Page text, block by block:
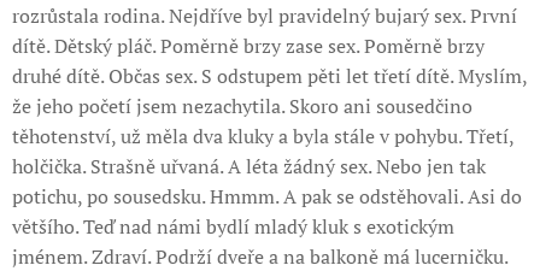
rozrůstala rodina. Nejdříve byl pravidelný bujarý sex. První
dítě. Dětský pláč. Poměrně brzy zase sex. Poměrně brzy
druhé dítě. Občas sex. S odstupem pěti let třetí dítě. Myslím,
že jeho početí jsem nezachytila. Skoro ani sousedčino
těhotenství, už měla dva kluky a byla stále v pohybu. Třetí,
holčička. Strašně uřvaná. A léta žádný sex. Nebo jen tak
potichu, po sousedsku. Hmmm. A pak se odstěhovali. Asi do
většího. Teď nad námi bydlí mladý kluk s exotickým
jménem. Zdraví. Podrží dveře a na balkoně má lucerničku.